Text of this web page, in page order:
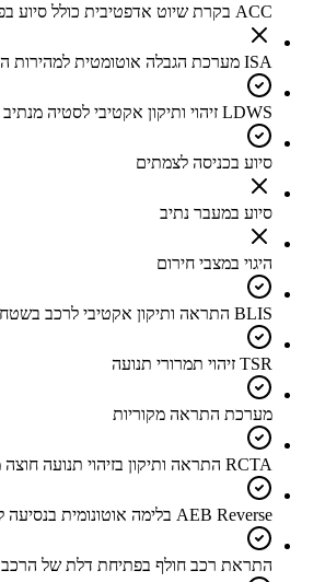
ACC בקרת שיוט אדפטיבית כולל סיוע בפקקים
ISA מערכת הגבלה אוטומטית למהירות הרכב
LDWS זיהוי ותיקון אקטיבי לסטיה מנתיב
סיוע בכניסה לצמתים
סיוע במעבר נתיב
היגוי במצבי חירום
BLIS התראה ותיקון אקטיבי לרכב בשטח מת
TSR זיהוי תמרורי תנועה
מערכת התראה מקוריות
RCTA התראה ותיקון בזיהוי תנועה חוצה מאחור
AEB Reverse בלימה אוטונומית בנסיעה לאחור
התראת רכב חולף בפתיחת דלת של הרכב